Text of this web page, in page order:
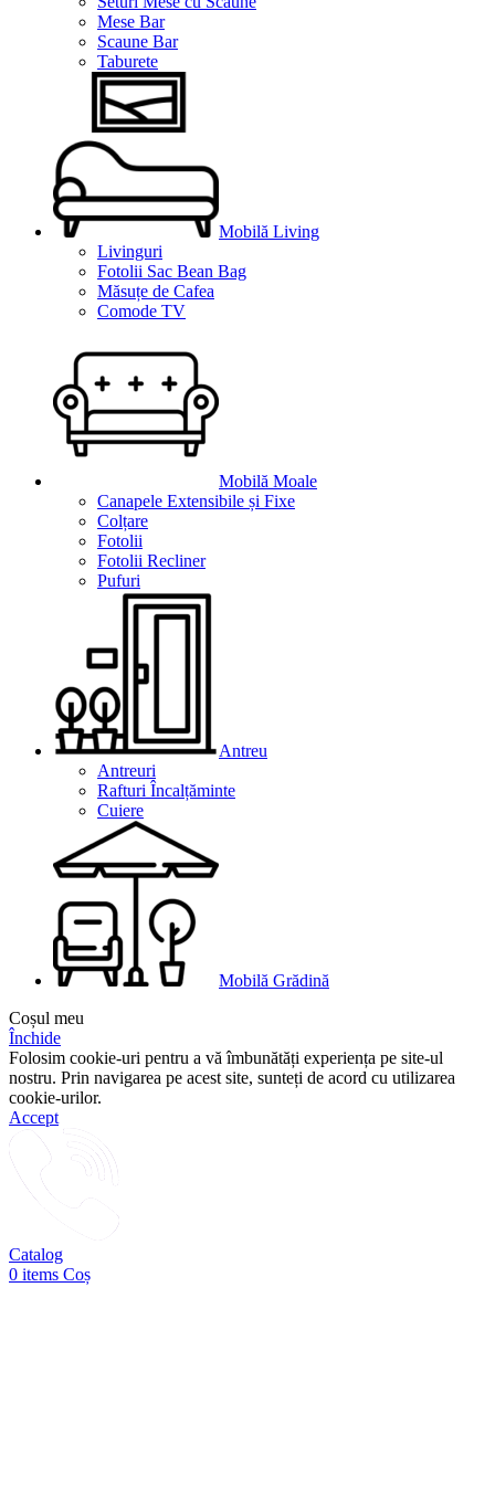
Mese Bar
Scaune Bar
Taburete
Mobilă Living
Livinguri
Fotolii Sac Bean Bag
Măsuțe de Cafea
Comode TV
Mobilă Moale
Canapele Extensibile și Fixe
Colțare
Fotolii
Fotolii Recliner
Pufuri
Antreu
Antreuri
Rafturi Încalțăminte
Cuiere
Mobilă Grădină
Coșul meu
Închide
Folosim cookie-uri pentru a vă îmbunătăți experiența pe site-ul
nostru. Prin navigarea pe acest site, sunteți de acord cu utilizarea
cookie-urilor.
Accept
Catalog
0 items Coș